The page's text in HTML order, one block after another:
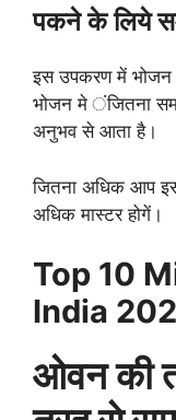
पकने के लिये
इस उपकरण में
भोजन मे ंजितना
अनुभव से आता है।
जितना अधिक आप
अधिक मास्टर होगें।
Top 10
India
ओवन की